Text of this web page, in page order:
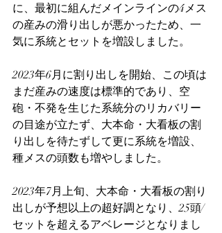
に、最初に組んだメインラインの4メス
の産みの滑り出しが悪かったため、一
気に系統とセットを増設しました。
2023年6月に割り出しを開始、この頃は
まだ産みの速度は標準的であり、空
砲・不発を生じた系統分のリカバリー
の目途が立たず、大本命・大看板の割
り出しを待たずして更に系統を増設、
種メスの頭数も増やしました。
2023年7月上旬、大本命・大看板の割り
出しが予想以上の超好調となり、25頭/
セットを超えるアベレージとなりまし